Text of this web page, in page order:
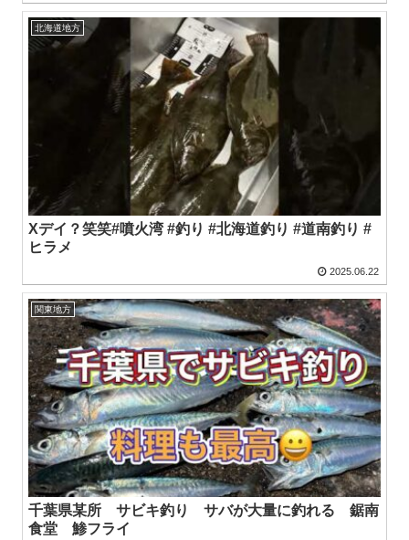
北海道地方
Xデイ？笑笑#噴火湾 #釣り #北海道釣り #道南釣り #
ヒラメ
2025.06.22
関東地方
千葉県某所 サビキ釣り サバが大量に釣れる 鋸南
食堂 鯵フライ